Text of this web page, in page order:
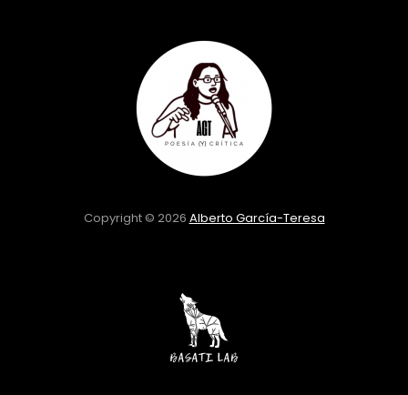
Copyright © 2026 Alberto García-Teresa